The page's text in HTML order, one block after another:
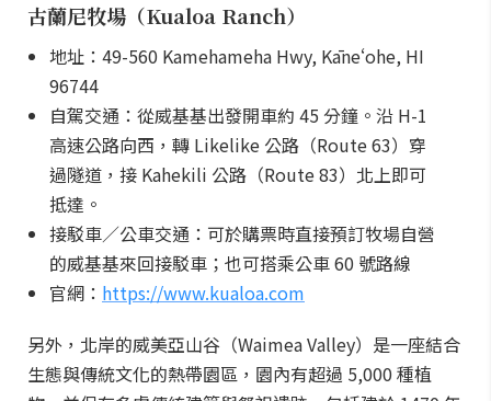
古蘭尼牧場（Kualoa Ranch）
地址：49-560 Kamehameha Hwy, Kāneʻohe, HI
96744
自駕交通：從威基基出發開車約 45 分鐘。沿 H-1
高速公路向西，轉 Likelike 公路（Route 63）穿
過隧道，接 Kahekili 公路（Route 83）北上即可
抵達。
接駁車／公車交通：可於購票時直接預訂牧場自營
的威基基來回接駁車；也可搭乘公車 60 號路線
官網： https://www.kualoa.com
另外，北岸的威美亞山谷（Waimea Valley）是一座結合
生態與傳統文化的熱帶園區，園內有超過 5,000 種植